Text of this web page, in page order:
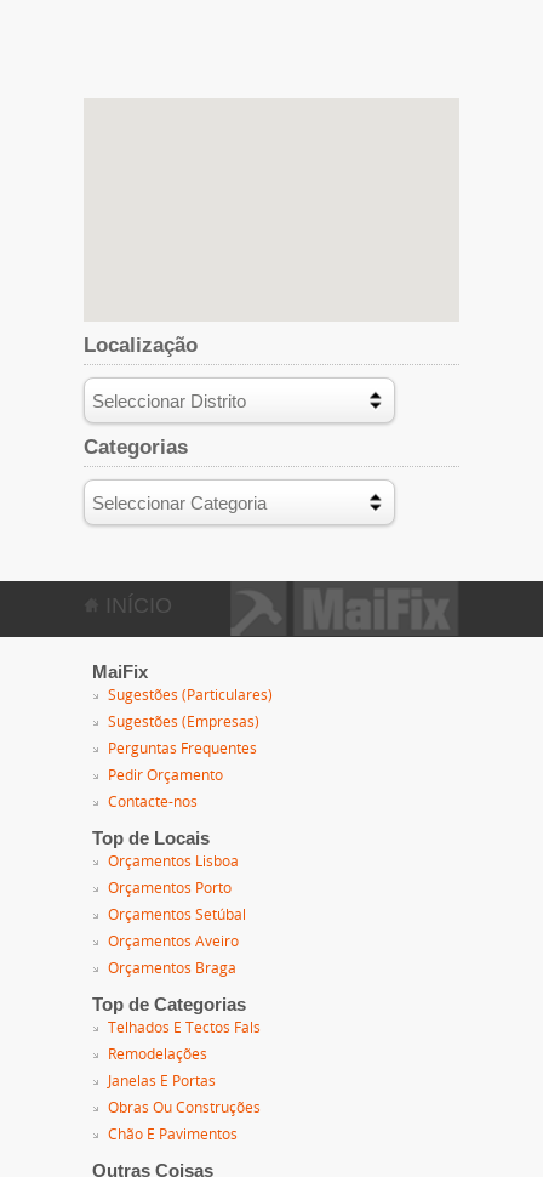
Localização
Categorias
INÍCIO
MaiFix
Sugestões (Particulares)
Sugestões (Empresas)
Perguntas Frequentes
Pedir Orçamento
Contacte-nos
Top de Locais
Orçamentos Lisboa
Orçamentos Porto
Orçamentos Setúbal
Orçamentos Aveiro
Orçamentos Braga
Top de Categorias
Telhados E Tectos Fals
Remodelações
Janelas E Portas
Obras Ou Construções
Chão E Pavimentos
Outras Coisas